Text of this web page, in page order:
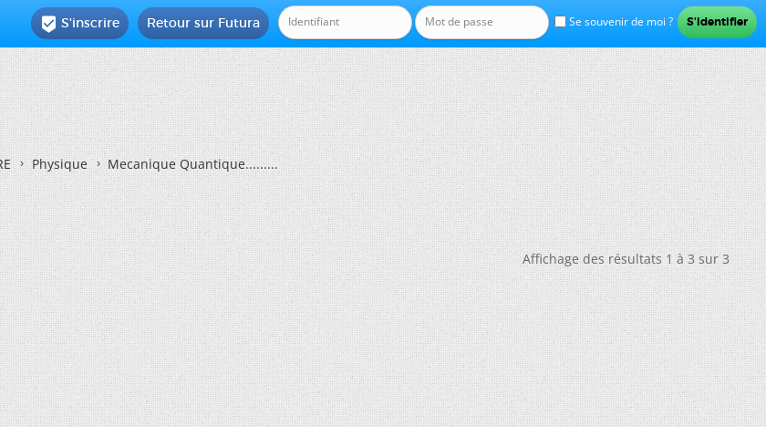
Se souvenir de moi ?
Retour sur Futura
 S'inscrire
Physique Mecanique Quantique.........
Affichage des résultats 1 à 3 sur 3